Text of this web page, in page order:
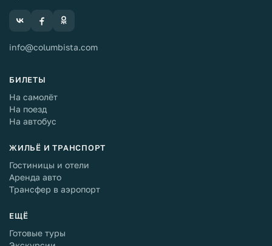
info@columbista.com
БИЛЕТЫ
На самолёт
На поезд
На автобус
ЖИЛЬЁ И ТРАНСПОРТ
Гостиницы и отели
Аренда авто
Трансфер в аэропорт
ЕЩЁ
Готовые туры